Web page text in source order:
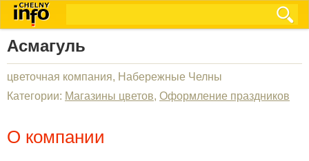
Асмагуль
цветочная компания, Набережные Челны
Категории: Магазины цветов, Оформление праздников
О компании